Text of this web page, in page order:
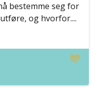
bestemme seg for
og hvorfor....